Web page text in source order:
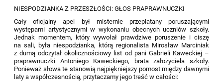
NIESPODZIANKA Z PRZESZŁOŚCI: GŁOS PRAPRAWNUCZKI
Cały oficjalny apel był misternie przeplatany poruszającymi
występami artystycznymi w wykonaniu obecnych uczniów szkoły.
Jednak momentem, który wywołał prawdziwe poruszenie i ciszę
na sali, była niespodzianka, którą regionalista Mirosław Marciniak
z dumą odczytał okolicznościowy list od pani Gabrieli Kaweckiej –
praprawnuczki Antoniego Kaweckiego, brata założyciela szkoły.
Ponieważ słowa te stanowią najpiękniejszy pomost między dawnymi
laty a współczesnością, przytaczamy jego treść w całości: